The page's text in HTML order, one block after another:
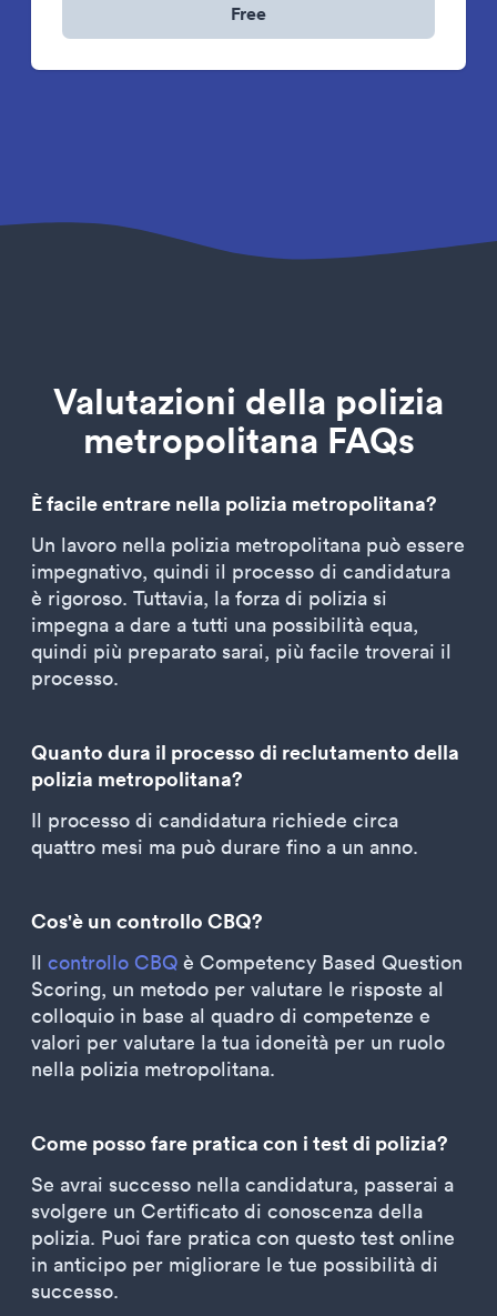
Free
Valutazioni della polizia
metropolitana FAQs
È facile entrare nella polizia metropolitana?
Un lavoro nella polizia metropolitana può essere
impegnativo, quindi il processo di candidatura
è rigoroso. Tuttavia, la forza di polizia si
impegna a dare a tutti una possibilità equa,
quindi più preparato sarai, più facile troverai il
processo.
Quanto dura il processo di reclutamento della
polizia metropolitana?
Il processo di candidatura richiede circa
quattro mesi ma può durare fino a un anno.
Cos'è un controllo CBQ?
Il controllo CBQ è Competency Based Question
Scoring, un metodo per valutare le risposte al
colloquio in base al quadro di competenze e
valori per valutare la tua idoneità per un ruolo
nella polizia metropolitana.
Come posso fare pratica con i test di polizia?
Se avrai successo nella candidatura, passerai a
svolgere un Certificato di conoscenza della
polizia. Puoi fare pratica con questo test online
in anticipo per migliorare le tue possibilità di
successo.